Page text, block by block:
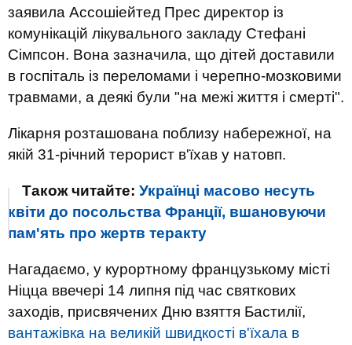
заявила Ассошіейтед Прес директор із
комунікацій лікувального закладу Стефані
Сімпсон. Вона зазначила, що дітей доставили
в госпіталь із переломами і черепно-мозковими
травмами, а деякі були "на межі життя і смерті".
Лікарня розташована поблизу набережної, на
якій 31-річний терорист в'їхав у натовп.
Також читайте: Українці масово несуть
квіти до посольства Франції, вшановуючи
пам'ять про жертв теракту
Нагадаємо, у курортному французькому місті
Ніцца ввечері 14 липня під час святкових
заходів, присвячених Дню взяття Бастилії,
вантажівка на великій швидкості в'їхала в